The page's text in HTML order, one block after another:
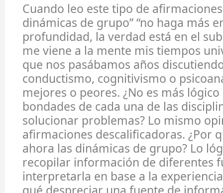
Cuando leo este tipo de
dinámicas de grupo” “no haga más
profundidad, la verdad está en el
me viene a la mente mis tiempos
que nos pasábamos años
conductismo, cognitivismo o
mejores o peores. ¿No es más
bondades de cada una de las
solucionar problemas? Lo mismo
afirmaciones descalificadoras. ¿Por
ahora las dinámicas de grupo? Lo
recopilar información de diferentes
interpretarla en base a la